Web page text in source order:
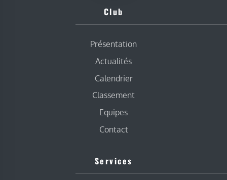
Club
Présentation
Actualités
Calendrier
Classement
Equipes
Contact
Services